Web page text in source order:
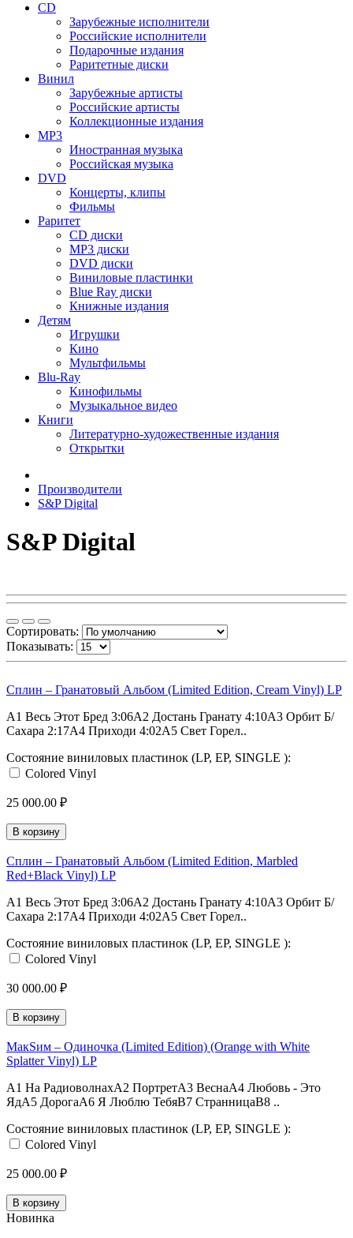
CD
Зарубежные исполнители
Российские исполнители
Подарочные издания
Раритетные диски
Винил
Зарубежные артисты
Российские артисты
Коллекционные издания
MP3
Иностранная музыка
Российская музыка
DVD
Концерты, клипы
Фильмы
Раритет
CD диски
MP3 диски
DVD диски
Виниловые пластинки
Blue Ray диски
Книжные издания
Детям
Игрушки
Кино
Мультфильмы
Blu-Ray
Кинофильмы
Музыкальное видео
Книги
Литературно-художественные издания
Открытки
Производители
S&P Digital
S&P Digital
Сортировать:
Показывать:
Сплин – Гранатовый Альбом (Limited Edition, Cream Vinyl) LP
A1 Весь Этот Бред 3:06A2 Достань Гранату 4:10A3 Орбит Б/
Сахара 2:17A4 Приходи 4:02A5 Свет Горел..
Состояние виниловых пластинок (LP, EP, SINGLE ):
Colored Vinyl
25 000.00 ₽
В корзину
Сплин – Гранатовый Альбом (Limited Edition, Marbled
Red+Black Vinyl) LP
A1 Весь Этот Бред 3:06A2 Достань Гранату 4:10A3 Орбит Б/
Сахара 2:17A4 Приходи 4:02A5 Свет Горел..
Состояние виниловых пластинок (LP, EP, SINGLE ):
Colored Vinyl
30 000.00 ₽
В корзину
МакSим – Одиночка (Limited Edition) (Orange with White
Splatter Vinyl) LP
A1 На РадиоволнахA2 ПортретA3 ВеснаA4 Любовь - Это
ЯдA5 ДорогаA6 Я Люблю ТебяB7 СтранницаB8 ..
Состояние виниловых пластинок (LP, EP, SINGLE ):
Colored Vinyl
25 000.00 ₽
В корзину
Новинка